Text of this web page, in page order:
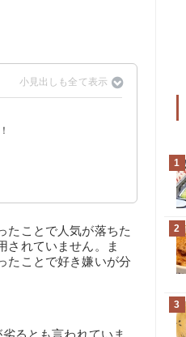
たことで人気が落ちた
されていません。ま
たことで好き嫌いが分
るとも言われていま
1
2
3